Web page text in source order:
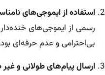
استفاده از ایموجی‌های
رسمی از ایموجی‌های
بی‌احترامی و عدم حرفه‌ای
ارسال پیام‌های طولانی و